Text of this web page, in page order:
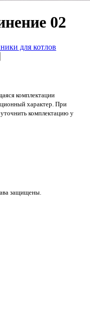
02
для котлов
комплектации
характер. При
комплектацию у
защищены.